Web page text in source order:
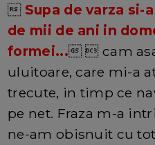
Supa de varza
de mii de ani in
formei...  cam asa
uluitoare, care mi-a
trecute, in timp ce
pe net. Fraza m-a
ne-am obisnuit cu